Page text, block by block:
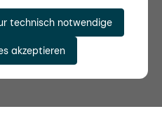
technisch notwendige
akzeptieren